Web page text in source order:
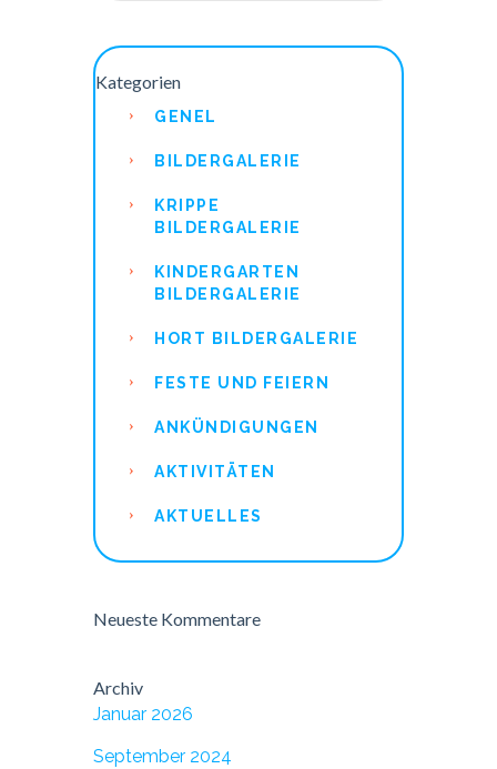
Kategorien
GENEL
BILDERGALERIE
KRIPPE
BILDERGALERIE
KINDERGARTEN
BILDERGALERIE
HORT BILDERGALERIE
FESTE UND FEIERN
ANKÜNDIGUNGEN
AKTIVITÄTEN
AKTUELLES
Neueste Kommentare
Archiv
Januar 2026
September 2024